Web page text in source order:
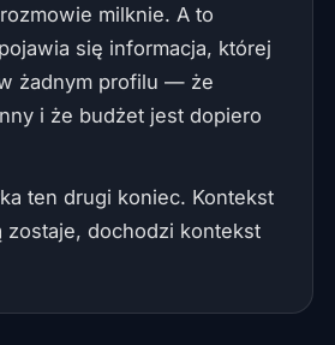
milknie. A to
się informacja, której
żadnym profilu — że
i że budżet jest dopiero
ten drugi koniec. Kontekst
zostaje, dochodzi kontekst